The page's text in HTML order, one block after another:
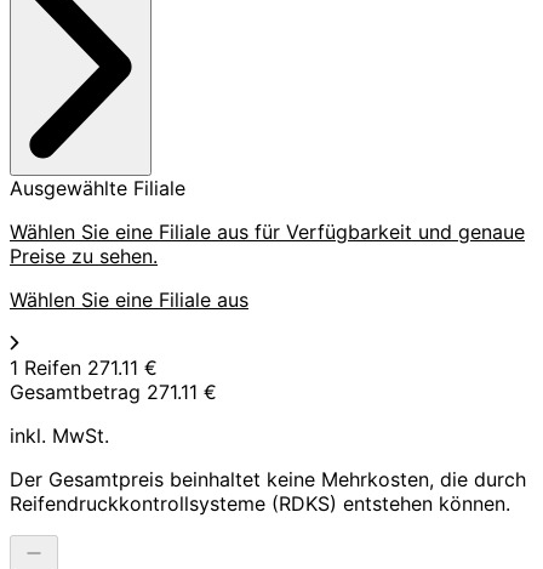
Ausgewählte Filiale
Wählen Sie eine Filiale aus für Verfügbarkeit und genaue
Preise zu sehen.
Wählen Sie eine Filiale aus
1 Reifen 271.11 €
Gesamtbetrag 271.11 €
inkl. MwSt.
Der Gesamtpreis beinhaltet keine Mehrkosten, die durch
Reifendruckkontrollsysteme (RDKS) entstehen können.